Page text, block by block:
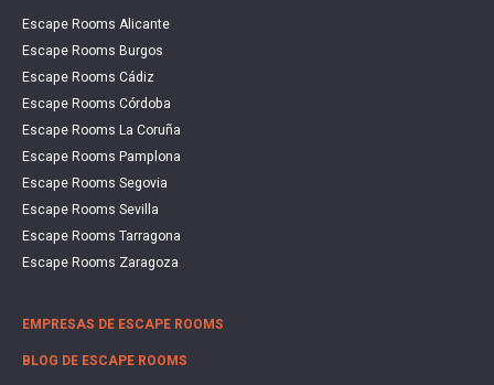
Escape Rooms Alicante
Escape Rooms Burgos
Escape Rooms Cádiz
Escape Rooms Córdoba
Escape Rooms La Coruña
Escape Rooms Pamplona
Escape Rooms Segovia
Escape Rooms Sevilla
Escape Rooms Tarragona
Escape Rooms Zaragoza
EMPRESAS DE ESCAPE ROOMS
BLOG DE ESCAPE ROOMS